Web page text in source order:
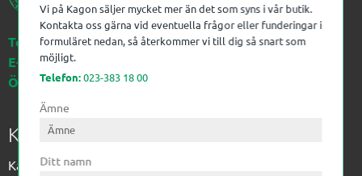
Telefon:023-383 18 00
E-post:kagon@kagon.se
Öppettider:Måndag-Fredag, 07-16
Kagon AB
Kagon har sedan 1972 levererat kompetens till
Vi på Kagon säljer mycket mer än det som syns i vår butik.
Kontakta oss gärna vid eventuella frågor eller funderingar i
formuläret nedan, så återkommer vi till dig så snart som
möjligt.
Telefon:023-383 18 00
Ämne
Ditt namn